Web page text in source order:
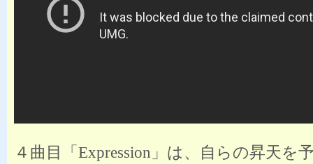
４曲目「Expression」は、自らの昇天を